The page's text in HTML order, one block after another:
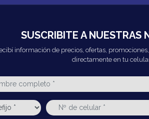
SUSCRIBITE A NUESTRAS
información de precios, ofertas,
directamente en tu